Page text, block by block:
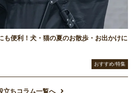
も便利！犬・猫の夏のお散歩・お出かけに
おすすめ/特集
立ちコラム一覧へ